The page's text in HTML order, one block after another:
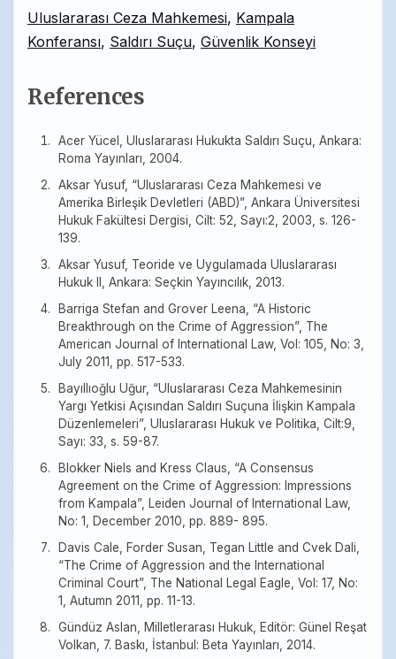
Uluslararası Ceza Mahkemesi, Kampala
Konferansı, Saldırı Suçu, Güvenlik Konseyi
References
Acer Yücel, Uluslararası Hukukta Saldırı Suçu, Ankara:
Roma Yayınları, 2004.
Aksar Yusuf, “Uluslararası Ceza Mahkemesi ve
Amerika Birleşik Devletleri (ABD)”, Ankara Üniversitesi
Hukuk Fakültesi Dergisi, Cilt: 52, Sayı:2, 2003, s. 126-
139.
Aksar Yusuf, Teoride ve Uygulamada Uluslararası
Hukuk II, Ankara: Seçkin Yayıncılık, 2013.
Barriga Stefan and Grover Leena, “A Historic
Breakthrough on the Crime of Aggression”, The
American Journal of International Law, Vol: 105, No: 3,
July 2011, pp. 517-533.
Bayıllıoğlu Uğur, “Uluslararası Ceza Mahkemesinin
Yargı Yetkisi Açısından Saldırı Suçuna İlişkin Kampala
Düzenlemeleri”, Uluslararası Hukuk ve Politika, Cilt:9,
Sayı: 33, s. 59-87.
Blokker Niels and Kress Claus, “A Consensus
Agreement on the Crime of Aggression: Impressions
from Kampala”, Leiden Journal of International Law,
No: 1, December 2010, pp. 889- 895.
Davis Cale, Forder Susan, Tegan Little and Cvek Dali,
“The Crime of Aggression and the International
Criminal Court”, The National Legal Eagle, Vol: 17, No:
1, Autumn 2011, pp. 11-13.
Gündüz Aslan, Milletlerarası Hukuk, Editör: Günel Reşat
Volkan, 7. Baskı, İstanbul: Beta Yayınları, 2014.